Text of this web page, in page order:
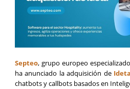
Septeo, grupo europeo
ha anunciado la adquisición de
chatbots y callbots basados en